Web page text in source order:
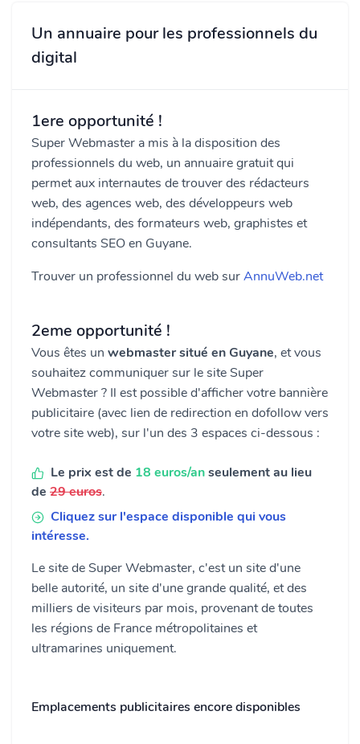
Un annuaire pour les professionnels du
digital
1ere opportunité !
Super Webmaster a mis à la disposition des
professionnels du web, un annuaire gratuit qui
permet aux internautes de trouver des rédacteurs
web, des agences web, des développeurs web
indépendants, des formateurs web, graphistes et
consultants SEO en Guyane.
Trouver un professionnel du web surAnnuWeb.net
2eme opportunité !
Vous êtes un webmaster situé en Guyane, et vous
souhaitez communiquer sur le site Super
Webmaster ? Il est possible d'afficher votre bannière
publicitaire (avec lien de redirection en dofollow vers
votre site web), sur l'un des 3 espaces ci-dessous :
Le prix est de 18 euros/anseulement au lieu
de 29 euros.
Cliquez sur l'espace disponible qui vous
intéresse.
Le site de Super Webmaster, c'est un site d'une
belle autorité, un site d'une grande qualité, et des
milliers de visiteurs par mois, provenant de toutes
les régions de France métropolitaines et
ultramarines uniquement.
Emplacements publicitaires encore disponibles